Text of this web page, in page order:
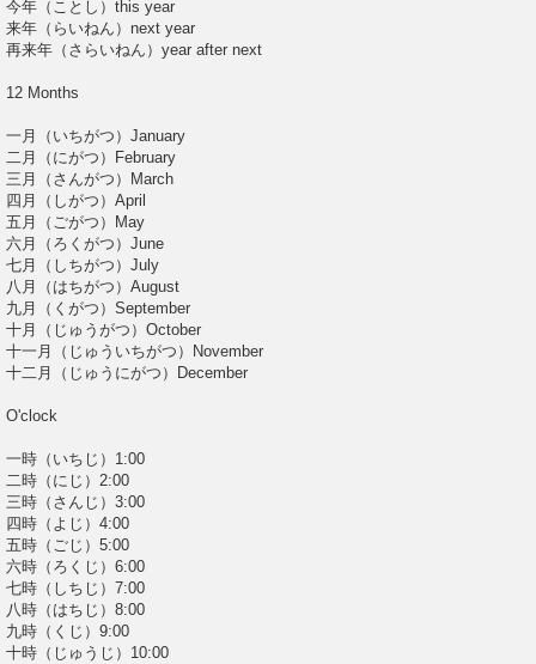
今年（ことし）this year
来年（らいねん）next year
再来年（さらいねん）year after next
12 Months
一月（いちがつ）January
二月（にがつ）February
三月（さんがつ）March
四月（しがつ）April
五月（ごがつ）May
六月（ろくがつ）June
七月（しちがつ）July
八月（はちがつ）August
九月（くがつ）September
十月（じゅうがつ）October
十一月（じゅういちがつ）November
十二月（じゅうにがつ）December
O'clock
一時（いちじ）1:00
二時（にじ）2:00
三時（さんじ）3:00
四時（よじ）4:00
五時（ごじ）5:00
六時（ろくじ）6:00
七時（しちじ）7:00
八時（はちじ）8:00
九時（くじ）9:00
十時（じゅうじ）10:00